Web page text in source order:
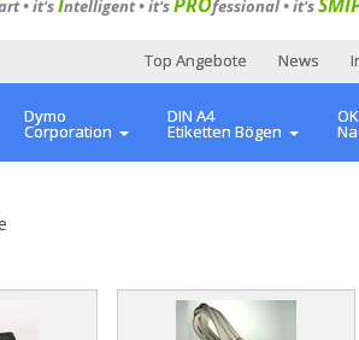
•it's ntelligent•it's fessional•it's
Top Angebote News
Dymo
Corporation
DIN A4
Etiketten Bögen